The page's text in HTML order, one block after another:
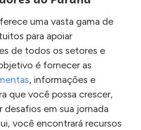
uma vasta gama de
para apoiar
de todos os setores e
é fornecer as
, informações e
que você possa crescer,
desafios em sua jornada
você encontrará recursos